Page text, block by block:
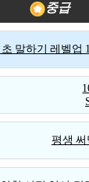
중급
초 말하기 레벨업
평생 써